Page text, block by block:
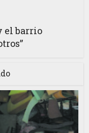
el barrio